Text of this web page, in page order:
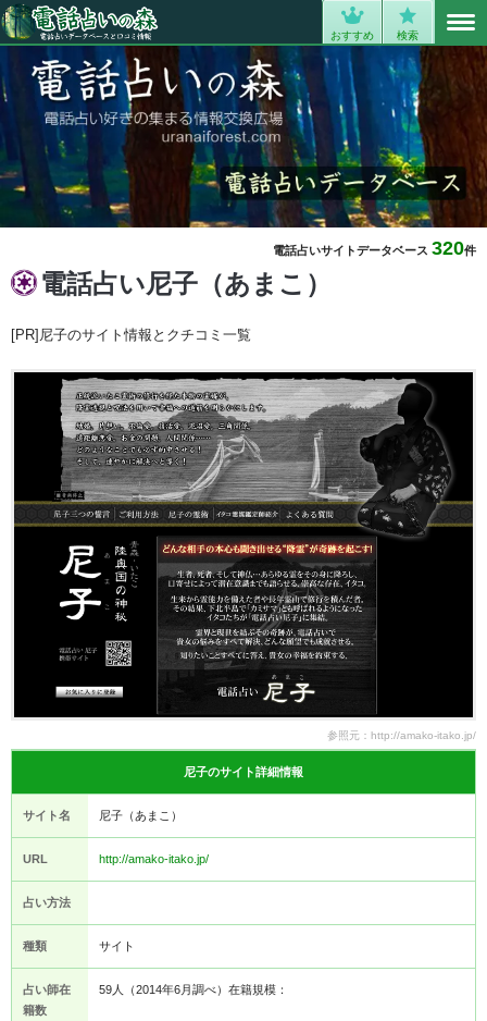
おすすめ 検索
電話占いサイトデータベース 320件
電話占い尼子（あまこ）
[PR]尼子のサイト情報とクチコミ一覧
参照元：http://amako-itako.jp/
尼子のサイト詳細情報
サイト名 尼子（あまこ）
URL http://amako-itako.jp/
占い方法
種類 サイト
占い師在
籍数
59人（2014年6月調べ）在籍規模：